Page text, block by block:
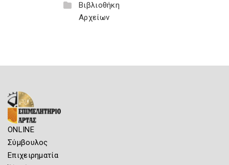
Βιβλιοθήκη
Αρχείων
ONLINE
Σύμβουλος
Επιχειρηματία